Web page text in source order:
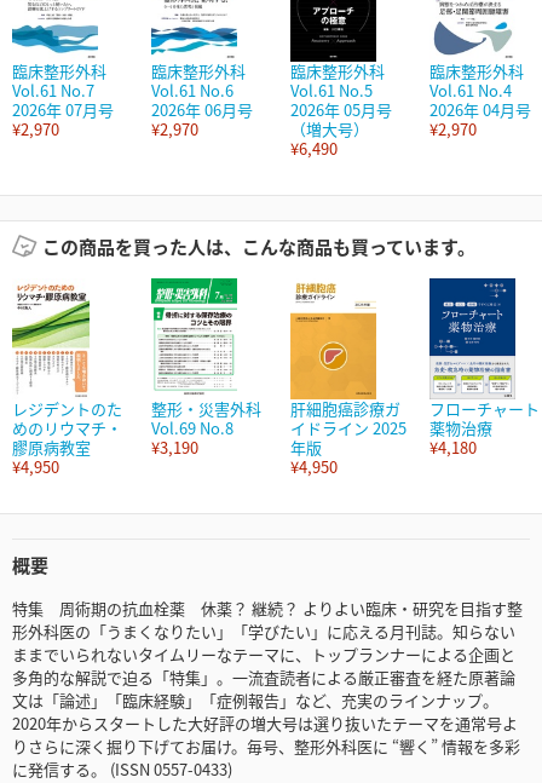
臨床整形外科
Vol.61 No.7
2026年 07月号
¥2,970
臨床整形外科
Vol.61 No.6
2026年 06月号
¥2,970
臨床整形外科
Vol.61 No.5
2026年 05月号
（増大号）
¥6,490
臨床整形外科
Vol.61 No.4
2026年 04月号
¥2,970
この商品を買った人は、こんな商品も買っています。
レジデントのた
めのリウマチ・
膠原病教室
¥4,950
整形・災害外科
Vol.69 No.8
¥3,190
肝細胞癌診療ガ
イドライン 2025
年版
¥4,950
フローチャート
薬物治療
¥4,180
概要
特集 周術期の抗血栓薬 休薬？ 継続？ よりよい臨床・研究を目指す整
形外科医の「うまくなりたい」「学びたい」に応える月刊誌。知らない
ままでいられないタイムリーなテーマに、トップランナーによる企画と
多角的な解説で迫る「特集」。一流査読者による厳正審査を経た原著論
文は「論述」「臨床経験」「症例報告」など、充実のラインナップ。
2020年からスタートした大好評の増大号は選り抜いたテーマを通常号よ
りさらに深く掘り下げてお届け。毎号、整形外科医に “響く” 情報を多彩
に発信する。 (ISSN 0557-0433)